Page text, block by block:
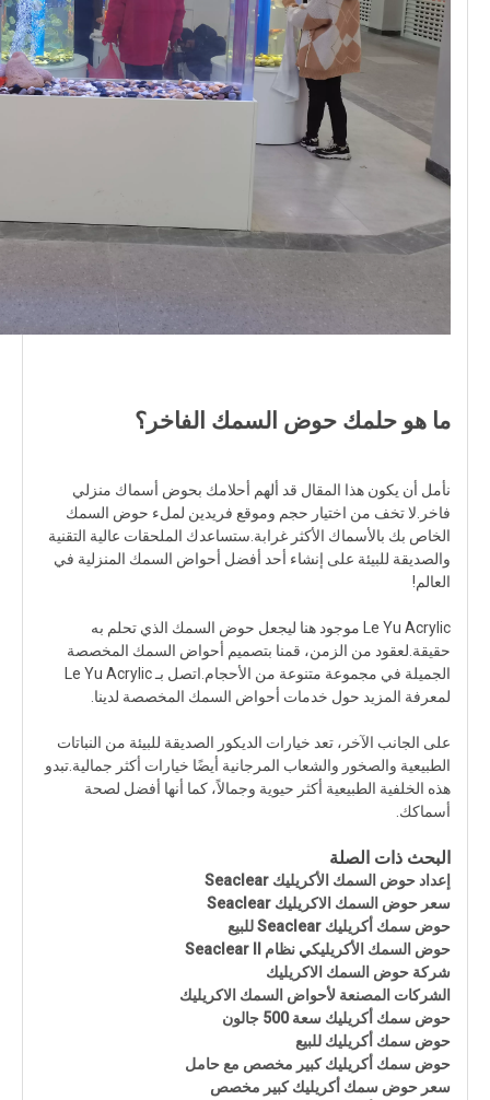
ما هو حلمك حوض السمك الفاخر؟
نأمل أن يكون هذا المقال قد ألهم أحلامك بحوض أسماك منزلي
فاخر.لا تخف من اختيار حجم وموقع فريدين لملء حوض السمك
الخاص بك بالأسماك الأكثر غرابة.ستساعدك الملحقات عالية التقنية
والصديقة للبيئة على إنشاء أحد أفضل أحواض السمك المنزلية في
العالم!
Le Yu Acrylic موجود هنا ليجعل حوض السمك الذي تحلم به
حقيقة.لعقود من الزمن، قمنا بتصميم أحواض السمك المخصصة
الجميلة في مجموعة متنوعة من الأحجام.اتصل بـ Le Yu Acrylic
لمعرفة المزيد حول خدمات أحواض السمك المخصصة لدينا.
على الجانب الآخر، تعد خيارات الديكور الصديقة للبيئة من النباتات
الطبيعية والصخور والشعاب المرجانية أيضًا خيارات أكثر جمالية.تبدو
هذه الخلفية الطبيعية أكثر حيوية وجمالاً، كما أنها أفضل لصحة
أسماكك.
البحث ذات الصلة
إعداد حوض السمك الأكريليك Seaclear
سعر حوض السمك الاكريليك Seaclear
حوض سمك أكريليك Seaclear للبيع
حوض السمك الأكريليكي نظام Seaclear II
شركة حوض السمك الاكريليك
الشركات المصنعة لأحواض السمك الاكريليك
حوض سمك أكريليك سعة 500 جالون
حوض سمك أكريليك للبيع
حوض سمك أكريليك كبير مخصص مع حامل
سعر حوض سمك أكريليك كبير مخصص